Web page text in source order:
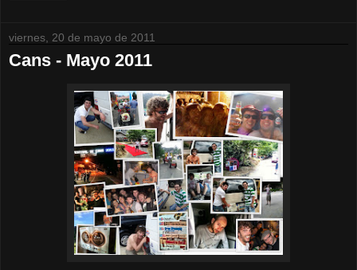
viernes, 20 de mayo de 2011
Cans - Mayo 2011